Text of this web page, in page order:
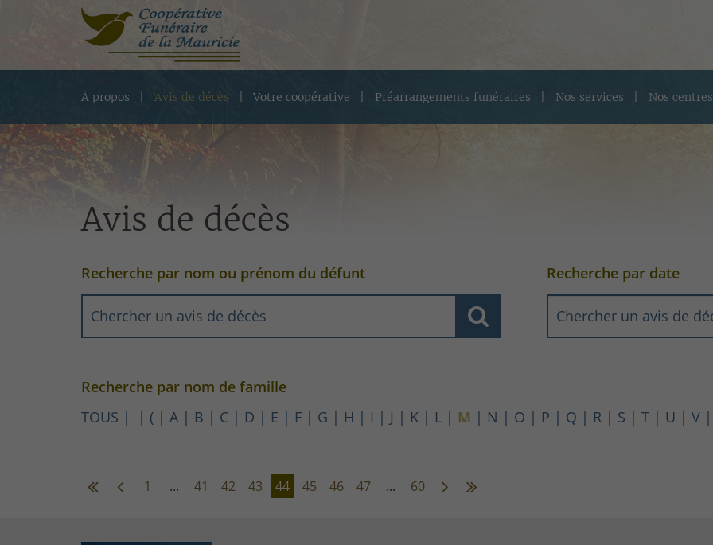
À propos Avis de décès Votre coopérative Préarrangements funéraires Nos services Nos
Avis de décès
Recherche par nom ou prénom du défunt Recherche par date
Recherche par nom de famille
TOUS
( A B C D E F G H I J K L M N O P Q R S T U V
1 ... 41 42 43 44 45 46 47 ... 60